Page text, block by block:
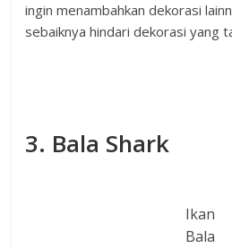
ingin menambahkan dekorasi
sebaiknya hindari dekorasi yang
3. Bala Shark
Ikan
Bala